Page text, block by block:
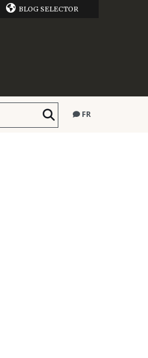
BLOG SELECTOR
FR